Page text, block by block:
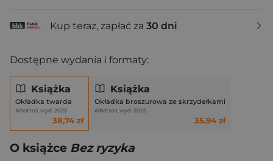
Kup teraz, zapłać za 30 dni
Dostępne wydania i formaty:
Książka
Okładka twarda
Albatros, wyd. 2025
38,74 zł
Książka
Okładka broszurowa ze skrzydełkami
Albatros, wyd. 2025
35,94 zł
O książce Bez ryzyka